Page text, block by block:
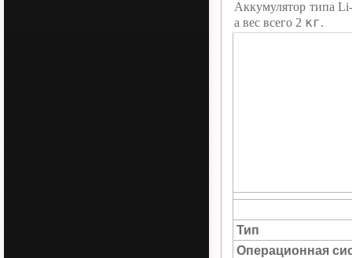
Аккумулятор типа
а вес всего 2 кг.
Тип
Операционная